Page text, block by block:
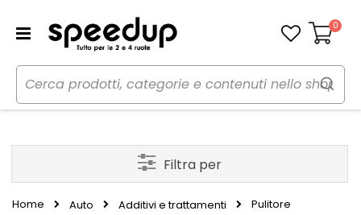
Carrello
0
Home Auto Additivi e trattamenti Pulitore
Filtra per